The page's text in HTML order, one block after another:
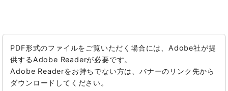
PDF形式のファイルをご覧いただく場合には、Adobe社が提
供するAdobe Readerが必要です。
Adobe Readerをお持ちでない方は、バナーのリンク先から
ダウンロードしてください。